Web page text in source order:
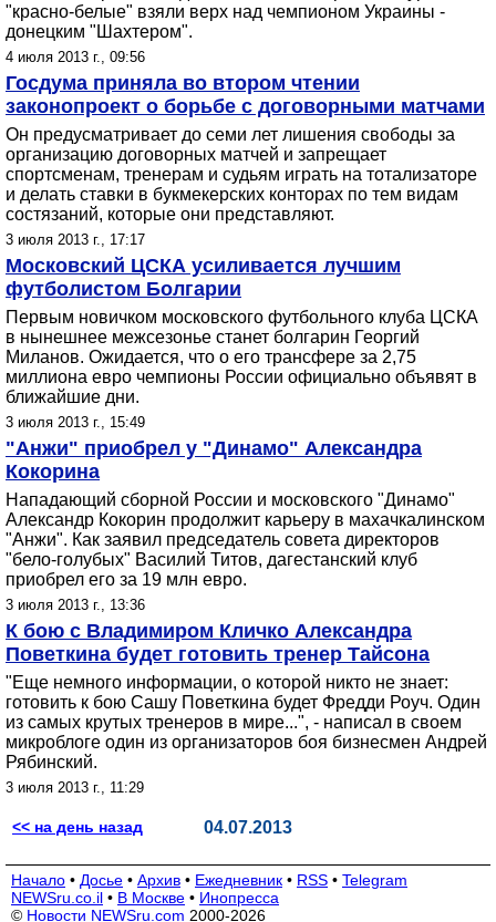
"красно-белые" взяли верх над чемпионом Украины -
донецким "Шахтером".
4 июля 2013 г., 09:56
Госдума приняла во втором чтении
законопроект о борьбе с договорными матчами
Он предусматривает до семи лет лишения свободы за
организацию договорных матчей и запрещает
спортсменам, тренерам и судьям играть на тотализаторе
и делать ставки в букмекерских конторах по тем видам
состязаний, которые они представляют.
3 июля 2013 г., 17:17
Московский ЦСКА усиливается лучшим
футболистом Болгарии
Первым новичком московского футбольного клуба ЦСКА
в нынешнее межсезонье станет болгарин Георгий
Миланов. Ожидается, что о его трансфере за 2,75
миллиона евро чемпионы России официально объявят в
ближайшие дни.
3 июля 2013 г., 15:49
"Анжи" приобрел у "Динамо" Александра
Кокорина
Нападающий сборной России и московского "Динамо"
Александр Кокорин продолжит карьеру в махачкалинском
"Анжи". Как заявил председатель совета директоров
"бело-голубых" Василий Титов, дагестанский клуб
приобрел его за 19 млн евро.
3 июля 2013 г., 13:36
К бою с Владимиром Кличко Александра
Поветкина будет готовить тренер Тайсона
"Еще немного информации, о которой никто не знает:
готовить к бою Сашу Поветкина будет Фредди Роуч. Один
из самых крутых тренеров в мире...", - написал в своем
микроблоге один из организаторов боя бизнесмен Андрей
Рябинский.
3 июля 2013 г., 11:29
<< на день назад 04.07.2013
Начало • Досье • Архив • Ежедневник • RSS • Telegram
NEWSru.co.il • В Москве • Инопресса
© Новости NEWSru.com 2000-2026